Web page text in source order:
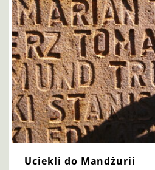
Uciekli do Mandżurii